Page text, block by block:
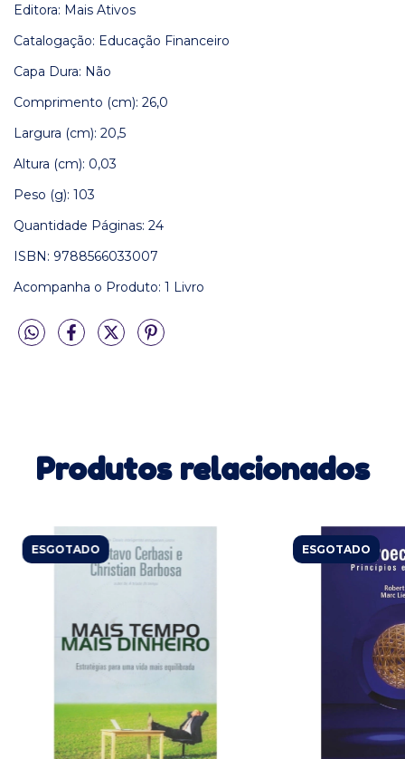
Editora: Mais Ativos
Catalogação: Educação Financeiro
Capa Dura: Não
Comprimento (cm): 26,0
Largura (cm): 20,5
Altura (cm): 0,03
Peso (g): 103
Quantidade Páginas: 24
ISBN: 9788566033007
Acompanha o Produto: 1 Livro
Produtos relacionados
ESGOTADO ESGOTADO